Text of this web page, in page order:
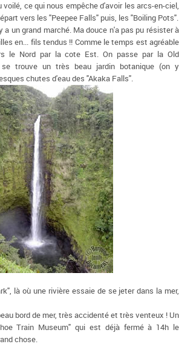
ce qui nous empêche d'avoir les arcs-en-ciel,
vers les "Peepee Falls" puis, les "Boiling Pots".
a un grand marché. Ma douce n'a pas pu résister à
en... fils tendus !! Comme le temps est agréable
le Nord par la cote Est. On passe par la Old
se trouve un très beau jardin botanique (on y
chutes d'eau des "Akaka Falls".
là où une rivière essaie de se jeter dans la mer,
bord de mer, très accidenté et très venteux ! Un
Train Museum" qui est déjà fermé à 14h le
chose.